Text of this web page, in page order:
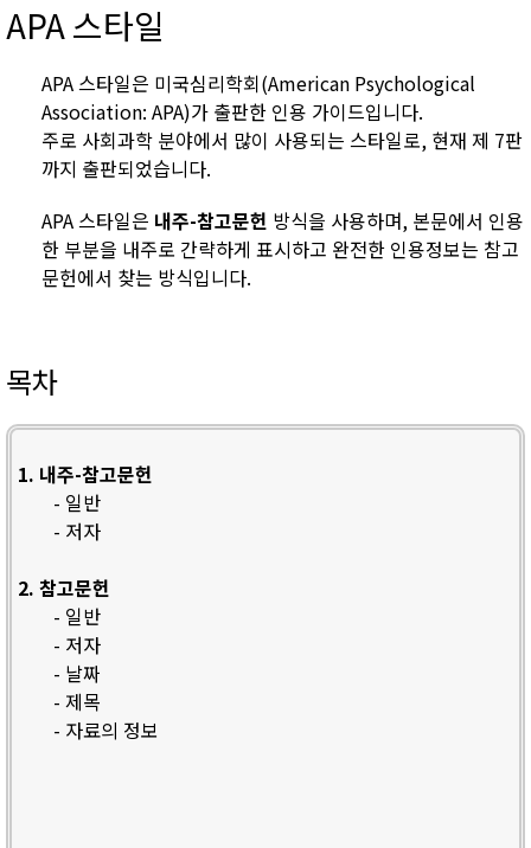
APA 스타일
APA 스타일은 미국심리학회(American Psychological
Association: APA)가 출판한 인용 가이드입니다.
주로 사회과학 분야에서 많이 사용되는 스타일로, 현재 제 7판
까지 출판되었습니다.
APA 스타일은 내주-참고문헌 방식을 사용하며, 본문에서 인용
한 부분을 내주로 간략하게 표시하고 완전한 인용정보는 참고
문헌에서 찾는 방식입니다.
목차
1. 내주-참고문헌
- 일반
- 저자
2. 참고문헌
- 일반
- 저자
- 날짜
- 제목
- 자료의 정보